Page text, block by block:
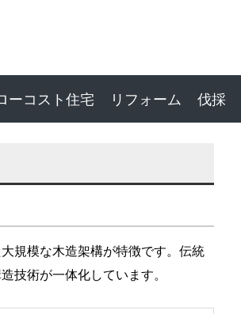
ーコスト住宅 リフォーム 伐採
規模な木造架構が特徴です。伝統
技術が一体化しています。